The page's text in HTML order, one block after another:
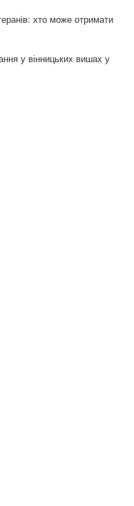
хто може отримати
у вінницьких вишах у